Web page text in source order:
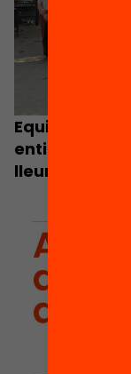
Equitat.org
entitats
lleure d’estiu